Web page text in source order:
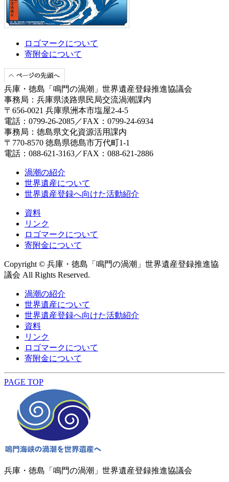
ロゴマークについて
寄附金について
兵庫・徳島「鳴門の渦潮」世界遺産登録推進協議会
事務局：兵庫県淡路県民局交流渦潮課内
〒656-0021 兵庫県洲本市塩屋2-4-5
電話：0799-26-2085／FAX：0799-24-6934
事務局：徳島県文化資源活用課内
〒770-8570 徳島県徳島市万代町1-1
電話：088-621-3163／FAX：088-621-2886
渦潮の紹介
世界遺産について
世界遺産登録へ向けた活動紹介
資料
リンク
ロゴマークについて
寄附金について
Copyright © 兵庫・徳島「鳴門の渦潮」世界遺産登録推進協
議会 All Rights Reserved.
渦潮の紹介
世界遺産について
世界遺産登録へ向けた活動紹介
資料
リンク
ロゴマークについて
寄附金について
PAGE TOP
兵庫・徳島「鳴門の渦潮」世界遺産登録推進協議会